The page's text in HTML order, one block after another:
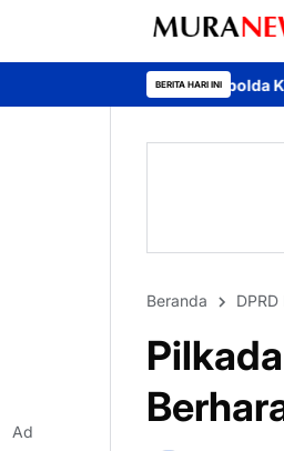
BERITA HARI INI
Kalteng Cup 2026: Meriahnya
Beranda
Ad